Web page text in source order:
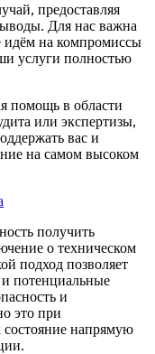
предоставляя
Для нас важна
идём на компромиссы
услуги полностью
помощь в области
или экспертизы,
вас и
на самом высоком
получить
о техническом
подход позволяет
потенциальные
и
это при
состояние напрямую